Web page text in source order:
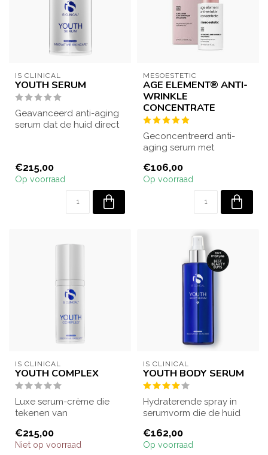
IS CLINICAL
YOUTH SERUM
Geavanceerd anti-aging
serum dat de huid direct
€215,00
Op voorraad
MESOESTETIC
AGE ELEMENT® ANTI-
WRINKLE
CONCENTRATE
Geconcentreerd anti-
aging serum met
Concentraat van herst...
€106,00
Op voorraad
IS CLINICAL
YOUTH COMPLEX
Luxe serum-crème die
tekenen van
en de huid steviger en ...
€215,00
Niet op voorraad
IS CLINICAL
YOUTH BODY SERUM
Hydraterende spray in
serumvorm die de huid
verzorgt en v...
€162,00
Op voorraad